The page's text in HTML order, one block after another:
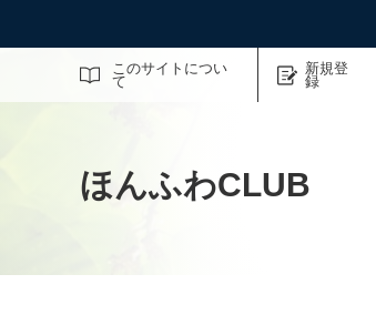
このサイトについ
て
新規登
録
サイト内検索
ほんふわCLUB